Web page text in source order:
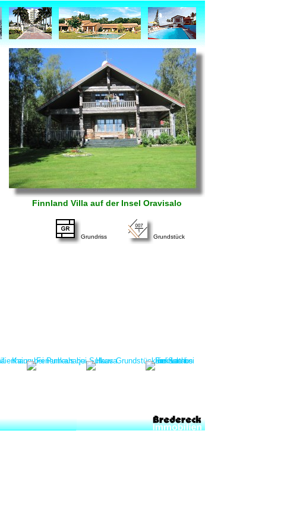
Finnland Villa auf der Insel Oravisalo
Grundriss Grundstück